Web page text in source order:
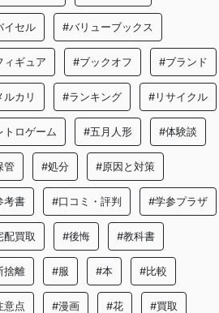
イセル #バリューブックス
ィギュア #ブックオフ #ブランド
ルカリ #ランキング #リサイクル
トロゲーム #五月人形 #体験談
管 #処分 #原因と対策
考書 #口コミ・評判 #学参プラザ
配買取 #後悔 #教科書
捨離 #服 #本 #比較
意点 #漫画 #花 #買取